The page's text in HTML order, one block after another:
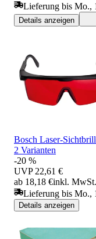
Lieferung bis Mo.,
Details anzeigen
Bosch Laser-
2 Varianten
-20 %
UVP 22,61 €
ab 18,18 €inkl. MwSt.
Lieferung bis Mo.,
Details anzeigen